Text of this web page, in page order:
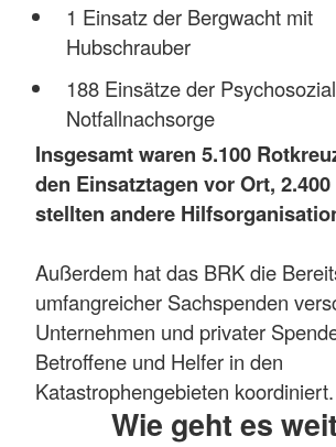
1 Einsatz der Bergwacht mit
Hubschrauber
188 Einsätze der
Notfallnachsorge
Insgesamt waren 5.100
den Einsatztagen vor Ort,
stellten andere
Außerdem hat das BRK die
umfangreicher Sachspenden
Unternehmen und privater
Betroffene und Helfer in den
Katastrophengebieten koordiniert.
Wie geht es